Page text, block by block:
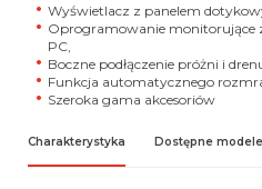
Wyświetlacz z panelem
Oprogramowanie monitorujące
PC,
Boczne podłączenie próżni i
Funkcja automatycznego
Szeroka gama akcesoriów
Charakterystyka Dostępne modele